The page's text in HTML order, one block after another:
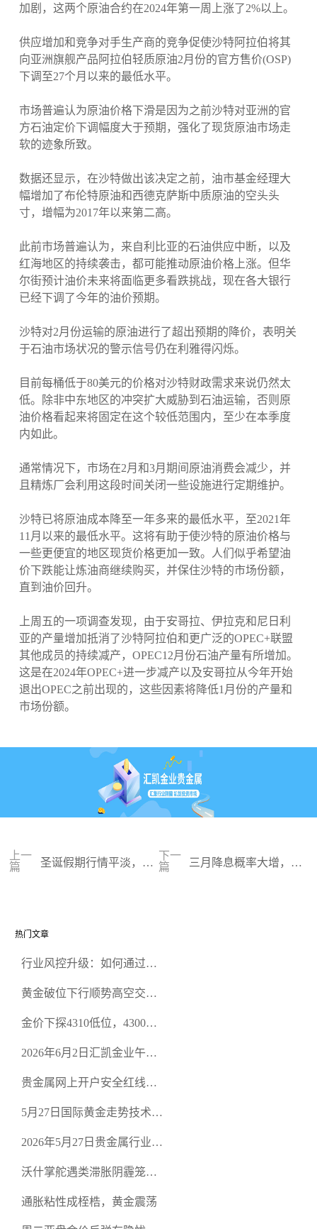
加剧，这两个原油合约在2024年第一周上涨了2%以上。
供应增加和竞争对手生产商的竞争促使沙特阿拉伯将其
向亚洲旗舰产品阿拉伯轻质原油2月份的官方售价(OSP)
下调至27个月以来的最低水平。
市场普遍认为原油价格下滑是因为之前沙特对亚洲的官
方石油定价下调幅度大于预期，强化了现货原油市场走
软的迹象所致。
数据还显示，在沙特做出该决定之前，油市基金经理大
幅增加了布伦特原油和西德克萨斯中质原油的空头头
寸，增幅为2017年以来第二高。
此前市场普遍认为，来自利比亚的石油供应中断，以及
红海地区的持续袭击，都可能推动原油价格上涨。但华
尔街预计油价未来将面临更多看跌挑战，现在各大银行
已经下调了今年的油价预期。
沙特对2月份运输的原油进行了超出预期的降价，表明关
于石油市场状况的警示信号仍在利雅得闪烁。
目前每桶低于80美元的价格对沙特财政需求来说仍然太
低。除非中东地区的冲突扩大威胁到石油运输，否则原
油价格看起来将固定在这个较低范围内，至少在本季度
内如此。
通常情况下，市场在2月和3月期间原油消费会减少，并
且精炼厂会利用这段时间关闭一些设施进行定期维护。
沙特已将原油成本降至一年多来的最低水平，至2021年
11月以来的最低水平。这将有助于使沙特的原油价格与
一些更便宜的地区现货价格更加一致。人们似乎希望油
价下跌能让炼油商继续购买，并保住沙特的市场份额，
直到油价回升。
上周五的一项调查发现，由于安哥拉、伊拉克和尼日利
亚的产量增加抵消了沙特阿拉伯和更广泛的OPEC+联盟
其他成员的持续减产，OPEC12月份石油产量有所增加。
这是在2024年OPEC+进一步减产以及安哥拉从今年开始
退出OPEC之前出现的，这些因素将降低1月份的产量和
市场份额。
上一
篇
圣诞假期行情平淡，金
下一
篇
三月降息概率大增，金
热门文章
行业风控升级：如何通过正
规黄金开户交易平台？
黄金破位下行顺势高空交易
金价下探4310低位，4300关
2026年6月2日汇凯金业午盘
空头清算算法如何布防？
贵金属网上开户安全红线：
恶意洗盘陷阱
5月27日国际黄金走势技术盘
规黄金平台全方位行情解析
2026年5月27日贵金属行业新
正规贵金属开户平台迎开户
热潮
沃什掌舵遇类滞胀阴霾笼
通胀粘性成桎梏，黄金震荡